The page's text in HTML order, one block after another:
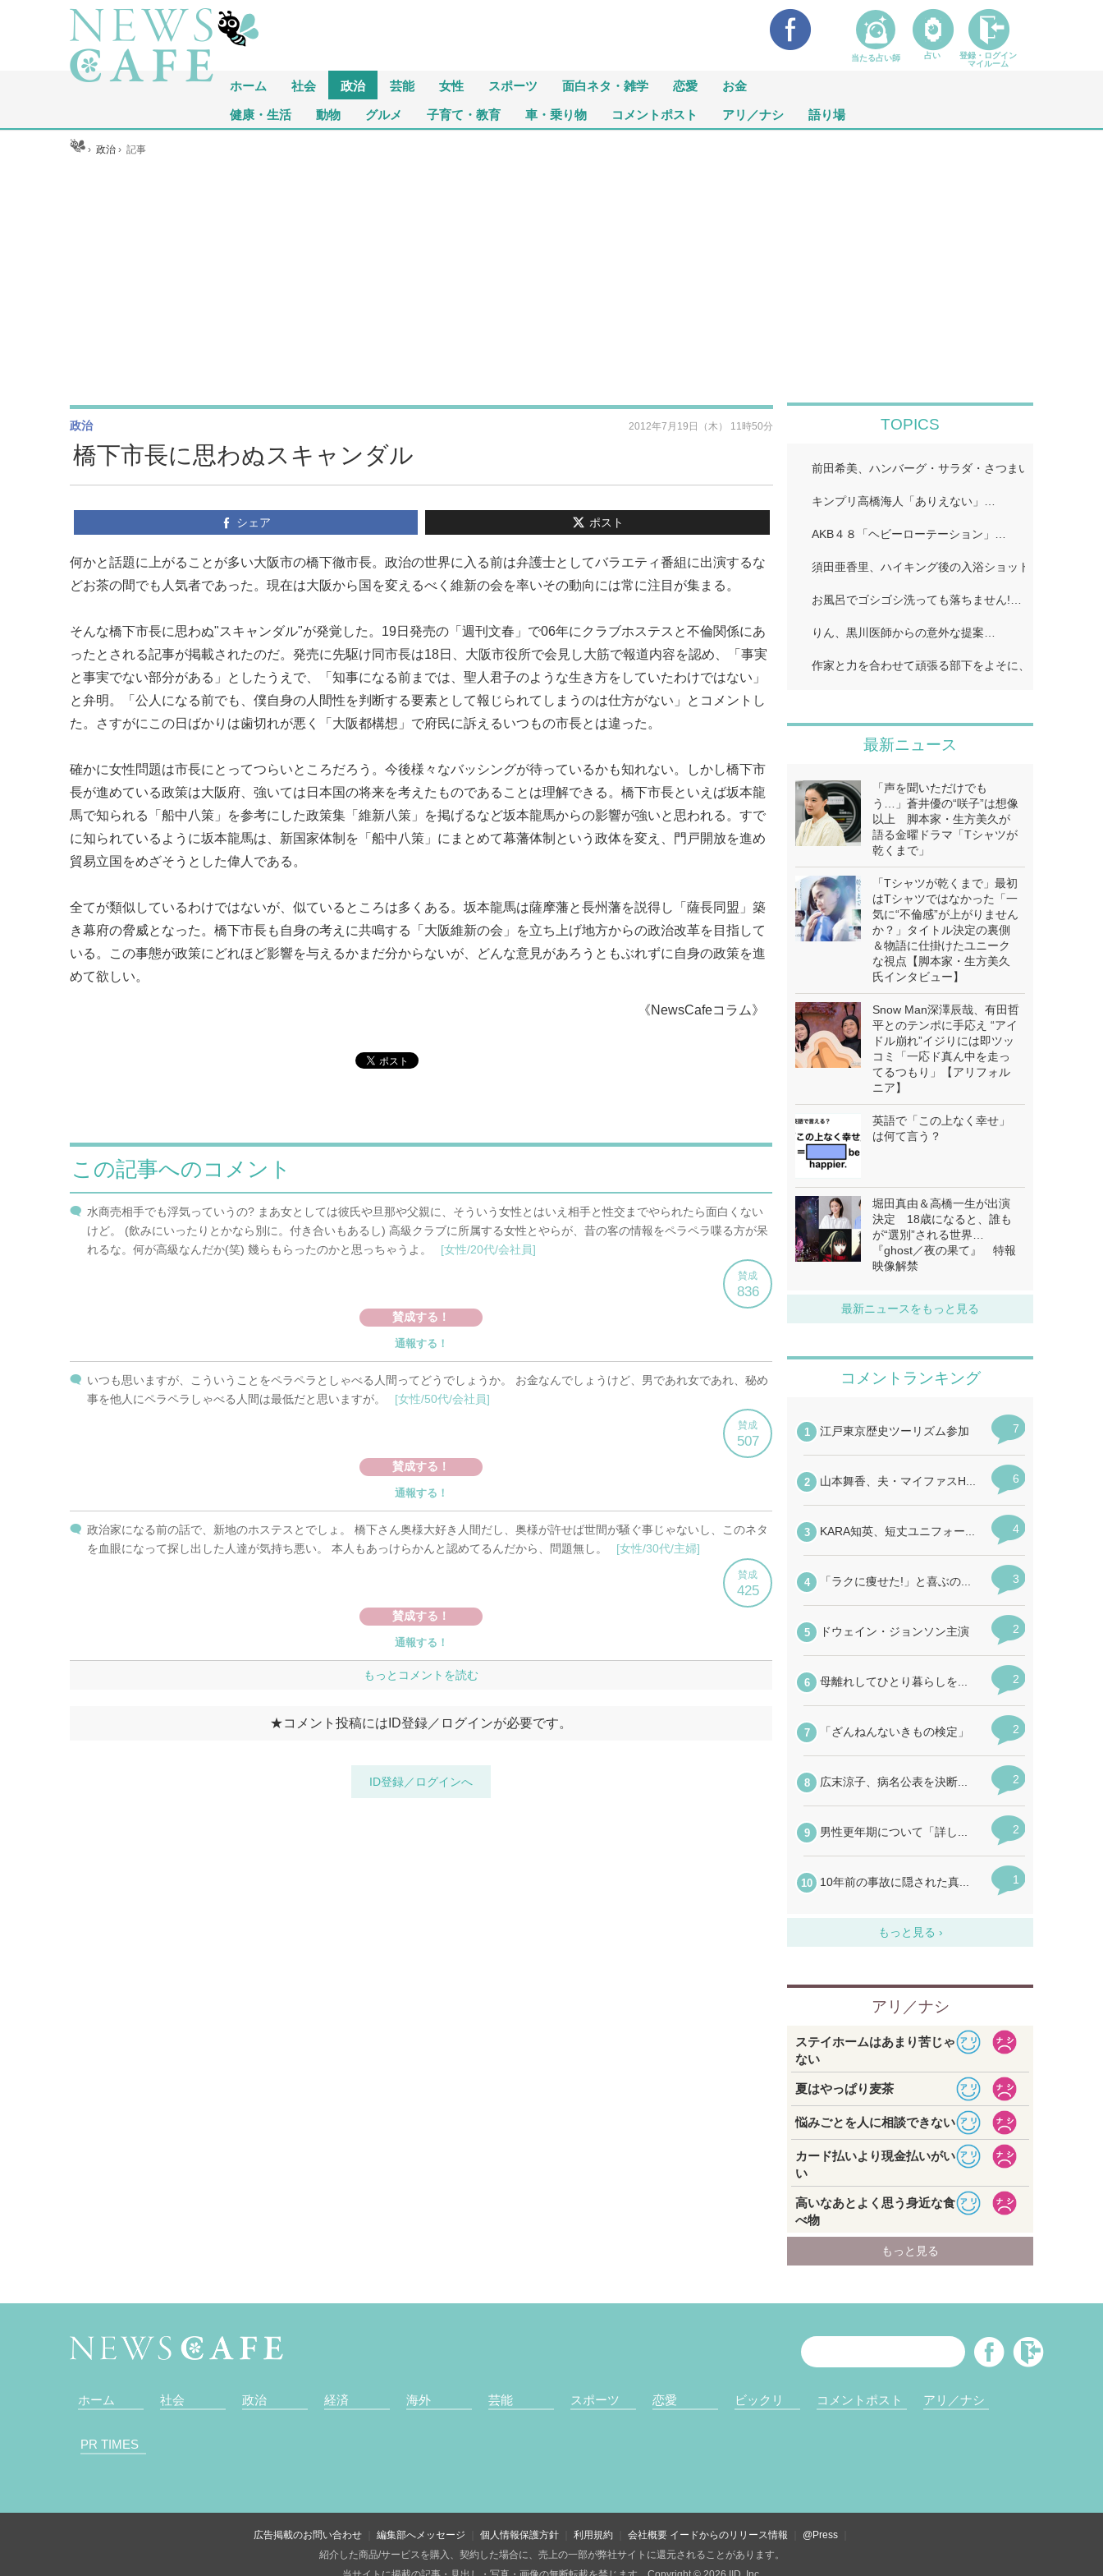
ホーム 社会 政治 芸能 女性 スポーツ 面白ネタ・雑学 恋愛 お金
健康・生活 動物 グルメ 子育て・教育 車・乗り物 コメントポスト アリ／ナシ 語り場
ホーム ›政治 ›記事
橋下市長に思わぬスキャンダル
政治 2012年7月19日（木） 11時50分
シェア ポスト
何かと話題に上がることが多い大阪市の橋下徹市長。政治の世界に入る前は弁護士としてバラエティ番組に出演するな
どお茶の間でも人気者であった。現在は大阪から国を変えるべく維新の会を率いその動向には常に注目が集まる。
そんな橋下市長に思わぬ"スキャンダル"が発覚した。19日発売の「週刊文春」で06年にクラブホステスと不倫関係にあ
ったとされる記事が掲載されたのだ。発売に先駆け同市長は18日、大阪市役所で会見し大筋で報道内容を認め、「事実
と事実でない部分がある」としたうえで、「知事になる前までは、聖人君子のような生き方をしていたわけではない」
と弁明。「公人になる前でも、僕自身の人間性を判断する要素として報じられてしまうのは仕方がない」とコメントし
た。さすがにこの日ばかりは歯切れが悪く「大阪都構想」で府民に訴えるいつもの市長とは違った。
確かに女性問題は市長にとってつらいところだろう。今後様々なバッシングが待っているかも知れない。しかし橋下市
長が進めている政策は大阪府、強いては日本国の将来を考えたものであることは理解できる。橋下市長といえば坂本龍
馬で知られる「船中八策」を参考にした政策集「維新八策」を掲げるなど坂本龍馬からの影響が強いと思われる。すで
に知られているように坂本龍馬は、新国家体制を「船中八策」にまとめて幕藩体制という政体を変え、門戸開放を進め
貿易立国をめざそうとした偉人である。
全てが類似しているわけではないが、似ているところは多くある。坂本龍馬は薩摩藩と長州藩を説得し「薩長同盟」築
き幕府の脅威となった。橋下市長も自身の考えに共鳴する「大阪維新の会」を立ち上げ地方からの政治改革を目指して
いる。この事態が政策にどれほど影響を与えるかまだ分からないが、どんな意見があろうともぶれずに自身の政策を進
めて欲しい。
《NewsCafeコラム》
TOPICS
前田希美、ハンバーグ・サラダ・さつまいものカナッ
キンプリ高橋海人「ありえない」…
AKB４８「ヘビーローテーション」…
須田亜香里、ハイキング後の入浴ショット公開「ドキ
お風呂でゴシゴシ洗っても落ちません!…
りん、黒川医師からの意外な提案…
作家と力を合わせて頑張る部下をよそに、上司は陰で
最新ニュース
「声を聞いただけでも
う…」蒼井優の“咲子”は想像
以上 脚本家・生方美久が
語る金曜ドラマ「Tシャツが
乾くまで」
「Tシャツが乾くまで」最初
はTシャツではなかった「一
気に“不倫感”が上がりません
か？」タイトル決定の裏側
＆物語に仕掛けたユニーク
な視点【脚本家・生方美久
氏インタビュー】
Snow Man深澤辰哉、有田哲
平とのテンポに手応え “アイ
ドル崩れ”イジりには即ツッ
コミ「一応ド真ん中を走っ
てるつもり」【アリフォル
ニア】
英語で「この上なく幸せ」
は何て言う？
堀田真由＆高橋一生が出演
決定 18歳になると、誰も
が“選別”される世界…
『ghost／夜の果て』 特報
映像解禁
最新ニュースをもっと見る
ホーム 社会 政治 経済 海外 芸能 スポーツ 恋愛 ビックリ コメントポスト アリ／ナシ
PR TIMES
広告掲載のお問い合わせ 編集部へメッセージ 個人情報保護方針 利用規約 会社概要 イードからのリリース情報
@Press
紹介した商品/サービスを購入、契約した場合に、売上の一部が弊社サイトに還元されることがあります。
当たる占い師 占い
登録・ログイン
マイルーム